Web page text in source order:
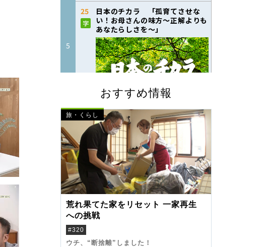
おすすめ情報
旅・くらし
荒れ果てた家をリセット 一家再生
への挑戦
#320
ウチ、“断捨離”しました！